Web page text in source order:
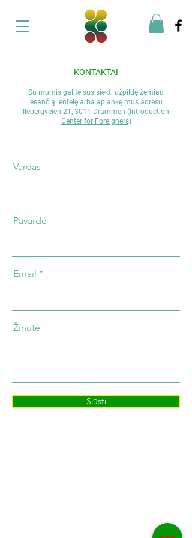
KONTAKTAI
Su mumis galite susisiekti užpildę žemiau
esančią lentelę arba aplankę mus adresu
Ilebergveien 21, 3011 Drammen (Introduction
Center for Foreigners)
Vardas
Pavardė
Email
Žinutė
Siūsti